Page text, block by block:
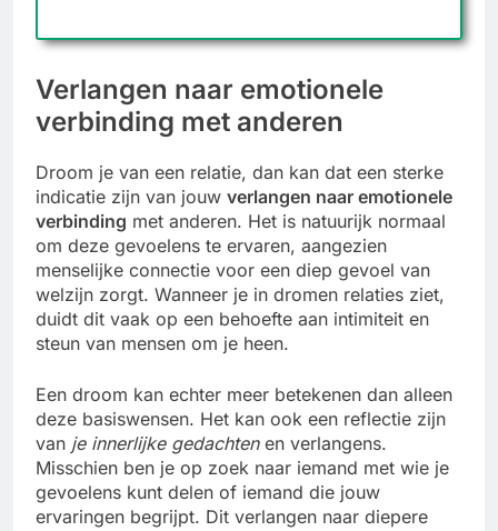
Verlangen naar emotionele
verbinding met anderen
Droom je van een relatie, dan kan dat een sterke
indicatie zijn van jouw verlangen naar emotionele
verbinding met anderen. Het is natuurijk normaal
om deze gevoelens te ervaren, aangezien
menselijke connectie voor een diep gevoel van
welzijn zorgt. Wanneer je in dromen relaties ziet,
duidt dit vaak op een behoefte aan intimiteit en
steun van mensen om je heen.
Een droom kan echter meer betekenen dan alleen
deze basiswensen. Het kan ook een reflectie zijn
van je innerlijke gedachtenen verlangens.
Misschien ben je op zoek naar iemand met wie je
gevoelens kunt delen of iemand die jouw
ervaringen begrijpt. Dit verlangen naar diepere